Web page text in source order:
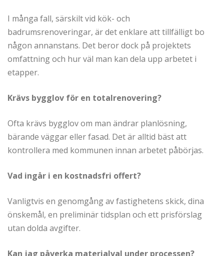
I många fall, särskilt vid kök- och
badrumsrenoveringar, är det enklare att tillfälligt bo
någon annanstans. Det beror dock på projektets
omfattning och hur väl man kan dela upp arbetet i
etapper.
Krävs bygglov för en totalrenovering?
Ofta krävs bygglov om man ändrar planlösning,
bärande väggar eller fasad. Det är alltid bäst att
kontrollera med kommunen innan arbetet påbörjas.
Vad ingår i en kostnadsfri offert?
Vanligtvis en genomgång av fastighetens skick, dina
önskemål, en preliminär tidsplan och ett prisförslag
utan dolda avgifter.
Kan jag påverka materialval under processen?